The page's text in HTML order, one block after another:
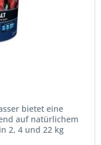
bietet eine
auf natürlichem
2, 4 und 22 kg